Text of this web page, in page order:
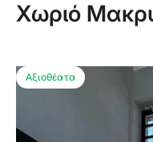
Χωριό
Αξιοθέατα